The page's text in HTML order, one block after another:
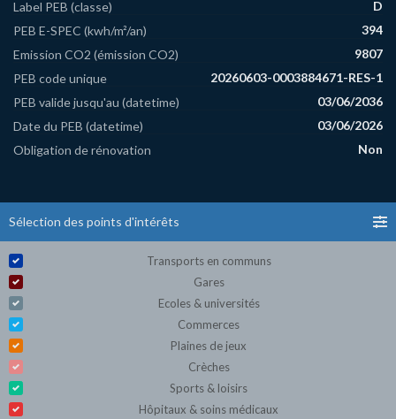
Label PEB (classe)
D
PEB E-SPEC (kwh/m²/an)
394
Emission CO2 (émission CO2)
9807
PEB code unique
20260603-0003884671-RES-1
PEB valide jusqu'au (datetime)
03/06/2036
Date du PEB (datetime)
03/06/2026
Obligation de rénovation
Non
Sélection des points d'intérêts
Transports en communs
Gares
Ecoles & universités
Commerces
Plaines de jeux
Crèches
Sports & loisirs
Hôpitaux & soins médicaux